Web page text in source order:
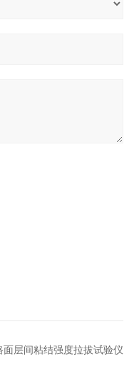
层间粘结强度拉拔试验仪